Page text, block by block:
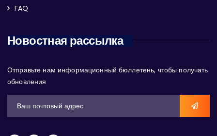
FAQ
Новостная рассылка
Отправьте нам информационный бюллетень, чтобы получать
обновления